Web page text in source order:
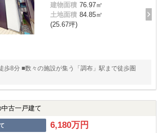
建物面積 76.97㎡
土地面積 84.85㎡
(25.67坪)
歩8分 ■数々の施設が集う「調布」駅まで徒歩圏
古一戸建て
6,180万円